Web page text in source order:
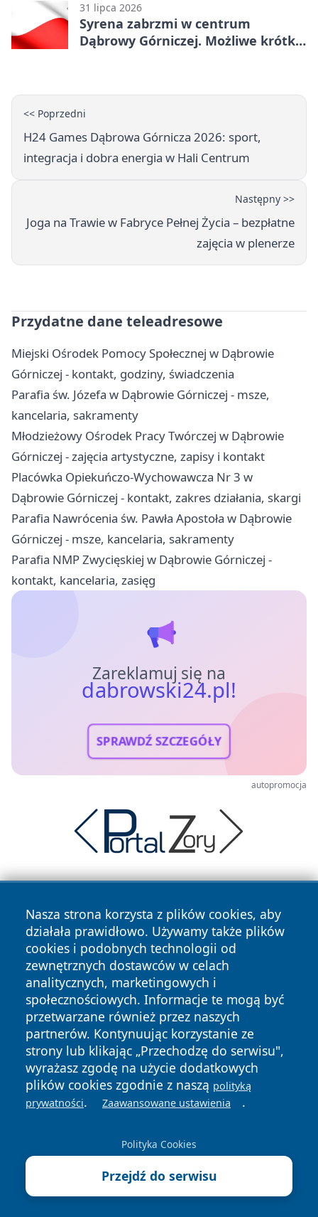
31 lipca 2026
Syrena zabrzmi w centrum
Dąbrowy Górniczej. Możliwe krótkie
<< Poprzedni
H24 Games Dąbrowa Górnicza 2026: sport,
integracja i dobra energia w Hali Centrum
Następny >>
Joga na Trawie w Fabryce Pełnej Życia – bezpłatne
zajęcia w plenerze
Przydatne dane teleadresowe
Miejski Ośrodek Pomocy Społecznej w Dąbrowie
Górniczej - kontakt, godziny, świadczenia
Parafia św. Józefa w Dąbrowie Górniczej - msze,
kancelaria, sakramenty
Młodzieżowy Ośrodek Pracy Twórczej w Dąbrowie
Górniczej - zajęcia artystyczne, zapisy i kontakt
Placówka Opiekuńczo-Wychowawcza Nr 3 w
Dąbrowie Górniczej - kontakt, zakres działania, skargi
Parafia Nawrócenia św. Pawła Apostoła w Dąbrowie
Górniczej - msze, kancelaria, sakramenty
Parafia NMP Zwycięskiej w Dąbrowie Górniczej -
kontakt, kancelaria, zasięg
Zareklamuj się na
dabrowski24.pl!
SPRAWDŹ SZCZEGÓŁY
autopromocja
Nasza strona korzysta z plików cookies, aby
działała prawidłowo. Używamy także plików
cookies i podobnych technologii od
zewnętrznych dostawców w celach
analitycznych, marketingowych i
społecznościowych. Informacje te mogą być
przetwarzane również przez naszych
partnerów. Kontynuując korzystanie ze
strony lub klikając „Przechodzę do serwisu",
wyrażasz zgodę na użycie dodatkowych
plików cookies zgodnie z naszą polityką
prywatności. Zaawansowane ustawienia .
Polityka Cookies
Przejdź do serwisu
Copyright © 2026 dabrowski24.pl Wszystkie prawa
zastrzeżone.
News Autorzy
Polityka
Prywatności
Polityka
Cookies